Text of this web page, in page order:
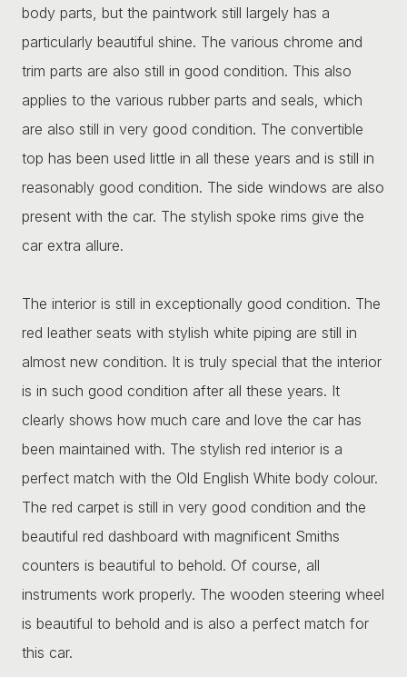
body parts, but the paintwork still largely has a
particularly beautiful shine. The various chrome and
trim parts are also still in good condition. This also
applies to the various rubber parts and seals, which
are also still in very good condition. The convertible
top has been used little in all these years and is still in
reasonably good condition. The side windows are also
present with the car. The stylish spoke rims give the
car extra allure.
The interior is still in exceptionally good condition. The
red leather seats with stylish white piping are still in
almost new condition. It is truly special that the interior
is in such good condition after all these years. It
clearly shows how much care and love the car has
been maintained with. The stylish red interior is a
perfect match with the Old English White body colour.
The red carpet is still in very good condition and the
beautiful red dashboard with magnificent Smiths
counters is beautiful to behold. Of course, all
instruments work properly. The wooden steering wheel
is beautiful to behold and is also a perfect match for
this car.